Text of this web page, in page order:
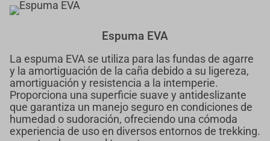
Espuma EVA
La espuma EVA se utiliza para las fundas de agarre
y la amortiguación de la caña debido a su ligereza,
amortiguación y resistencia a la intemperie.
Proporciona una superficie suave y antideslizante
que garantiza un manejo seguro en condiciones de
humedad o sudoración, ofreciendo una cómoda
experiencia de uso en diversos entornos de trekking.